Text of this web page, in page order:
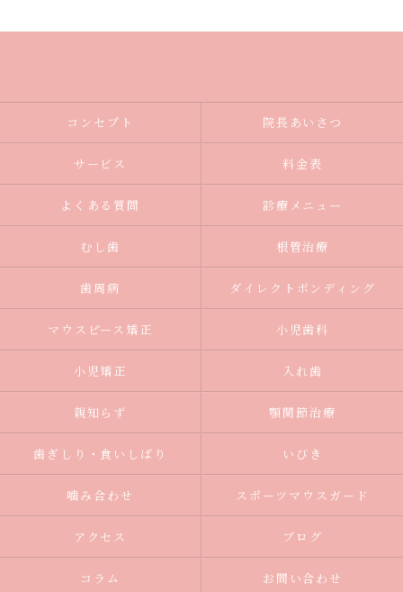
コンセプト 院長あいさつ
サービス 料金表
よくある質問 診療メニュー
むし歯 根管治療
歯周病 ダイレクトボンディング
マウスピース矯正 小児歯科
小児矯正 入れ歯
親知らず 顎関節治療
歯ぎしり・食いしばり いびき
噛み合わせ スポーツマウスガード
アクセス ブログ
コラム お問い合わせ